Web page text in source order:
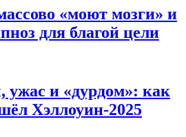
«моют мозги» и
для благой цели
ужас и «дурдом»: как
Хэллоуин-2025